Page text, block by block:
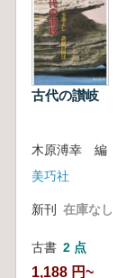
古代の讃岐
木原溥幸 編
美巧社
新刊 在庫なし
古書 2 点
1,188 円~